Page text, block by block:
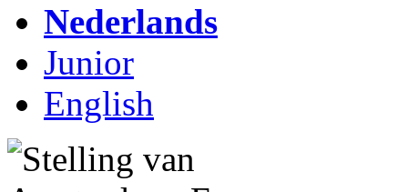
Nederlands
Junior
English